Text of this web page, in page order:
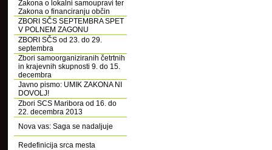
Zakona o lokalni samoupravi ter
Zakona o financiranju občin
ZBORI SČS SEPTEMBRA SPET
V POLNEM ZAGONU
ZBORI SČS od 23. do 29.
septembra
Zbori samoorganiziranih četrtnih
in krajevnih skupnosti 9. do 15.
decembra
Javno pismo: UMIK ZAKONA NI
DOVOLJ!
Zbori SCS Maribora od 16. do
22. decembra 2013
Nova vas: Saga se nadaljuje
Redefinicija srca mesta